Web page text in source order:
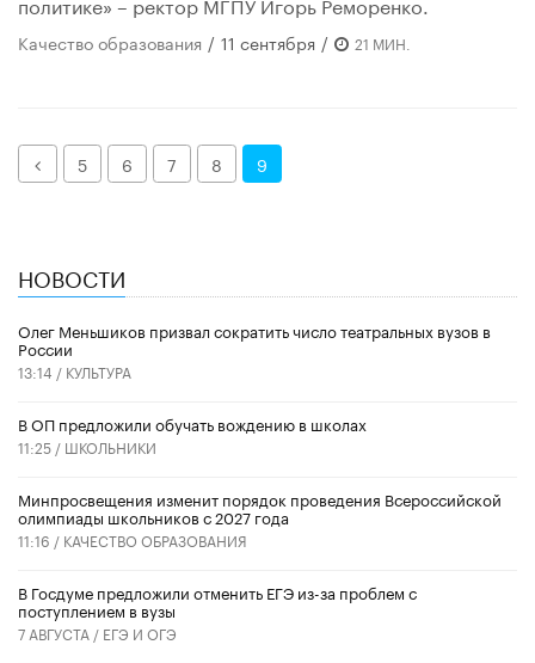
Качество образования / 11 сентября / 21 МИН.
Назад
5 6 7 8 9
НОВОСТИ
Олег Меньшиков призвал сократить число театральных вузов в
России
13:14 / КУЛЬТУРА
В ОП предложили обучать вождению в школах
11:25 / ШКОЛЬНИКИ
Минпросвещения изменит порядок проведения Всероссийской
олимпиады школьников с 2027 года
11:16 / КАЧЕСТВО ОБРАЗОВАНИЯ
В Госдуме предложили отменить ЕГЭ из-за проблем с
поступлением в вузы
7 АВГУСТА / ЕГЭ И ОГЭ